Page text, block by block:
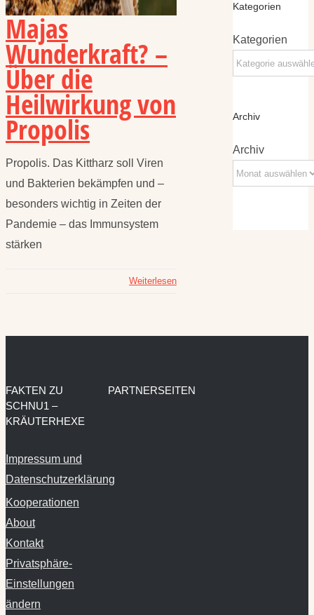
Majas
Wunderkraft? –
Über die
Heilwirkung von
Propolis
Propolis. Das Kittharz soll Viren
und Bakterien bekämpfen und –
besonders wichtig in Zeiten der
Pandemie – das Immunsystem
stärken
Weiterlesen
Kategorien
Kategorien
Archiv
Archiv
FAKTEN ZU
SCHNU1 –
KRÄUTERHEXE
Impressum und
Datenschutzerklärung
Kooperationen
About
Kontakt
Privatsphäre-
Einstellungen
ändern
PARTNERSEITEN